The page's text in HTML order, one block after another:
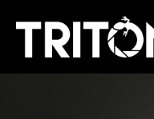
content